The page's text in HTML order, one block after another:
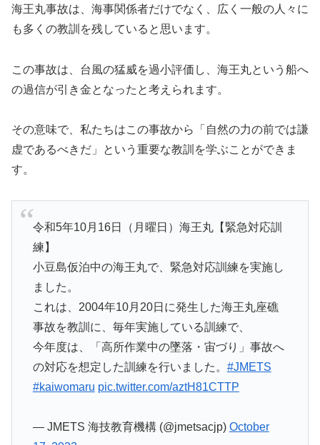
海王丸事故は、海事関係者だけでなく、広く一般の人々に
も多くの教訓を残していると思います。
この事故は、台風の猛威を過小評価し、海王丸という船へ
の過信が引き金となったと考えられます。
その意味で、私たちはこの事故から「自然の力の前では謙
虚であるべきだ」という重要な教訓を学ぶことができま
す。
令和5年10月16日（月曜日）海王丸【緊急対応訓
練】
小豆島仮泊中の海王丸で、緊急対応訓練を実施し
ました。
これは、2004年10月20日に発生した海王丸座礁
事故を教訓に、毎年実施している訓練で、
今年度は、「高所作業中の墜落・宙づり」事故へ
の対応を想定した訓練を行いました。 #JMETS
#kaiwomaru pic.twitter.com/aztH81CTTP
— JMETS 海技教育機構 (@jmetsacjp) October